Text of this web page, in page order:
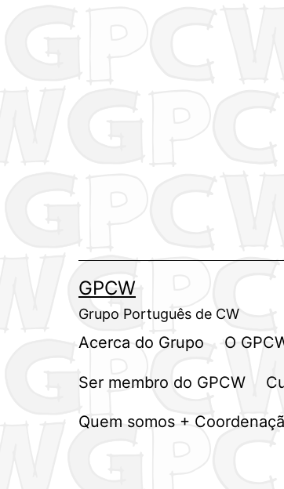
GPCW
Grupo Português de CW
Acerca do Grupo O
Ser membro do GPCW
Quem somos +